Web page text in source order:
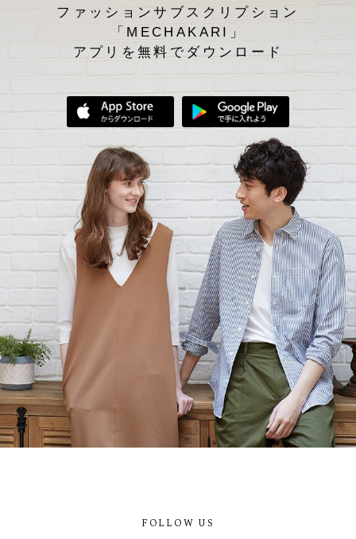
ファッションサブスクリプション
「MECHAKARI」
アプリを無料でダウンロード
App Storeからダウンロード
FOLLOW US